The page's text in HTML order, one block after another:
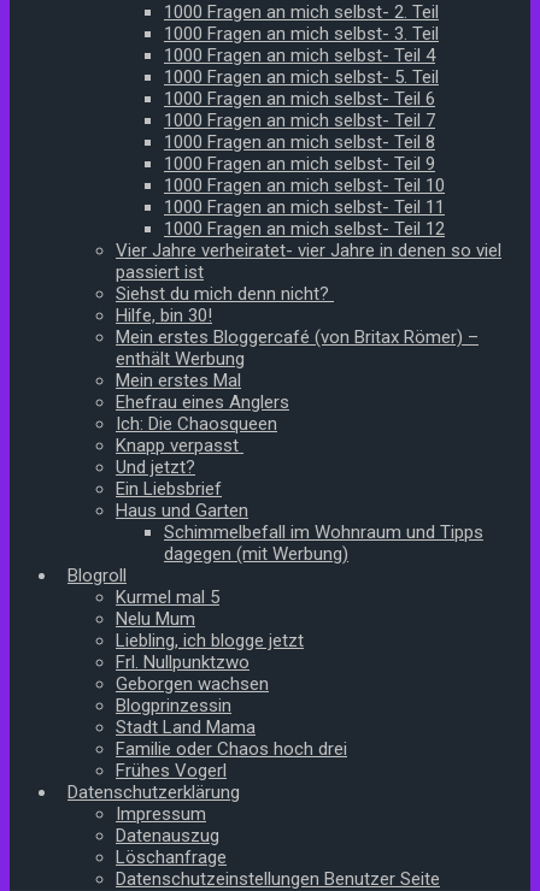
1000 Fragen an mich selbst- 2. Teil
1000 Fragen an mich selbst- 3. Teil
1000 Fragen an mich selbst- Teil 4
1000 Fragen an mich selbst- 5. Teil
1000 Fragen an mich selbst- Teil 6
1000 Fragen an mich selbst- Teil 7
1000 Fragen an mich selbst- Teil 8
1000 Fragen an mich selbst- Teil 9
1000 Fragen an mich selbst- Teil 10
1000 Fragen an mich selbst- Teil 11
1000 Fragen an mich selbst- Teil 12
Vier Jahre verheiratet- vier Jahre in denen so viel
passiert ist
Siehst du mich denn nicht?
Hilfe, bin 30!
Mein erstes Bloggercafé (von Britax Römer) –
enthält Werbung
Mein erstes Mal
Ehefrau eines Anglers
Ich: Die Chaosqueen
Knapp verpasst
Und jetzt?
Ein Liebsbrief
Haus und Garten
Schimmelbefall im Wohnraum und Tipps
dagegen (mit Werbung)
Blogroll
Kurmel mal 5
Nelu Mum
Liebling, ich blogge jetzt
Frl. Nullpunktzwo
Geborgen wachsen
Blogprinzessin
Stadt Land Mama
Familie oder Chaos hoch drei
Frühes Vogerl
Datenschutzerklärung
Impressum
Datenauszug
Löschanfrage
Datenschutzeinstellungen Benutzer Seite